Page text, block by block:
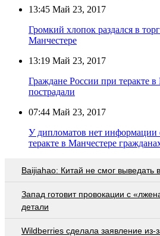
13:45 Май 23, 2017
Громкий хлопок раздался в
Манчестере
13:19 Май 23, 2017
Граждане России при теракте в
пострадали
07:44 Май 23, 2017
У дипломатов нет информации
теракте в Манчестере
Baijiahao: Китай не смог выведать
Запад готовит провокации с
детали
Wildberries cделала заявление